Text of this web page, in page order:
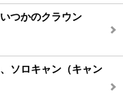
つかのクラウン
ソロキャン（キャン